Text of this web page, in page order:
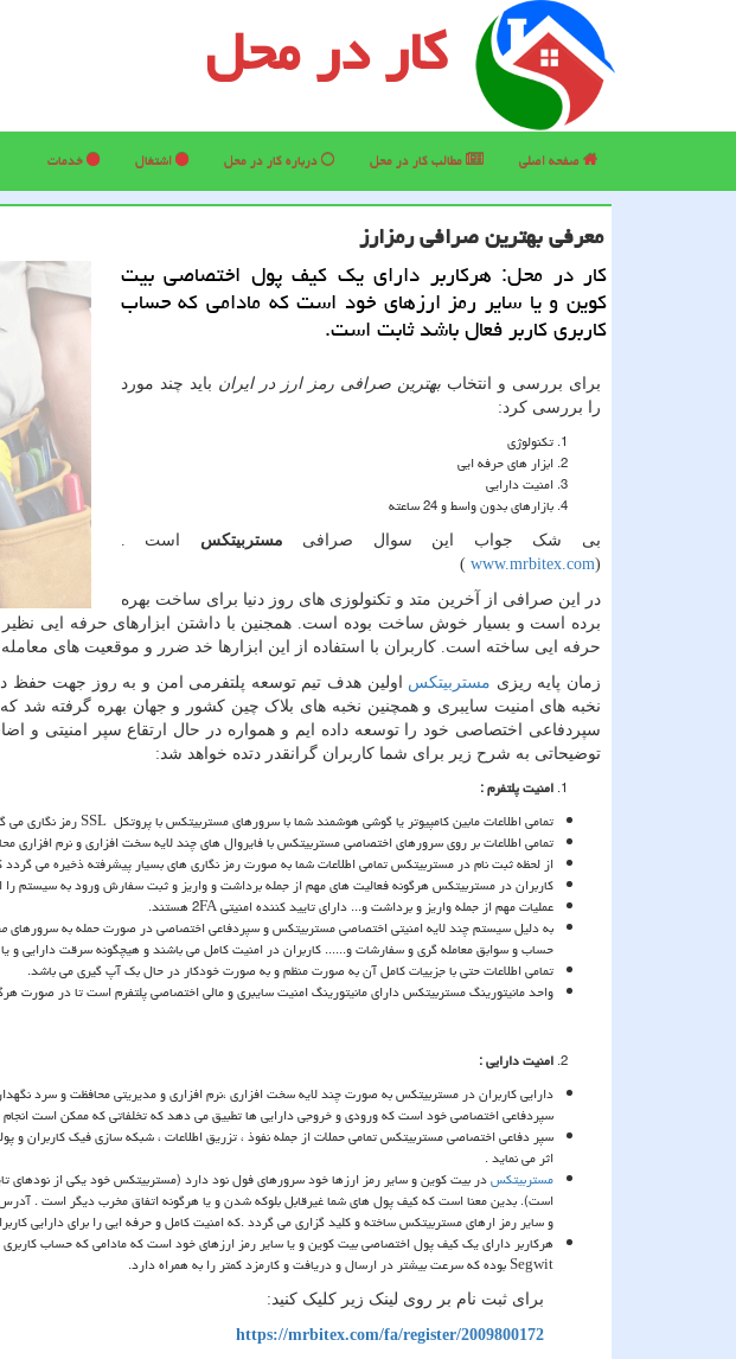
کار در محل
صفحه اصلی مطالب كار در محل درباره كار در محل اشتغال خدمات
معرفی بهترین صرافی رمزارز
كار در محل: هركاربر دارای یك كیف پول اختصاصی بیت
كوین و یا سایر رمز ارزهای خود است كه مادامی كه حساب
كاربری كاربر فعال باشد ثابت است.
برای بررسی و انتخاببهترین صرافی رمز ارز در ایران باید چند مورد
را بررسی کرد:
تکنولوژی
ابزار های حرفه ایی
امنیت دارایی
بازارهای بدون واسط و 24 ساعته
بی شک جواب این سوال صرافی مستربیتکس است .
(
www.mrbitex.com
)
در این صرافی از آخرین متد و تکنولوزی های روز دنیا برای ساخت بهره
برده است و بسیار خوش ساخت بوده است. همجنین با داشتن ابزارهای حرفه ایی
حرفه ایی ساخته است. کاربران با استفاده از این ابزارها خد ضرر و موقعیت های
زمان پایه ریزی مستربیتکس اولین هدف تیم توسعه پلتفرمی امن و به روز جهت حفظ
نخبه های امنیت سایبری و همچنین نخبه های بلاک چین کشور و جهان بهره گرفته شد
سپردفاعی اختصاصی خود را توسعه داده ایم و همواره در حال ارتقاع سپر امنیتی و
توضیحاتی به شرح زیر برای شما کاربران گرانقدر دتده خواهد شد:
امنیت پلتفرم :
تمامی اطلاعات مابین کامپیوتر یا گوشی هوشمند شما با سرورهای مستربیتکس با پروتکل SSLرمز نگاری می
تمامی اطلاعات بر روی سرورهای اختصاصی مستربیتکس با فایروال های چند لایه سخت افزاری و نرم
از لحظه ثبت نام در مستربیتکس تمامی اطلاعات شما به صورت رمز نگاری های بسیار پیشرفته ذخیره می
کاربران در مستربیتکس هرگونه فعالیت های مهم از جمله برداشت و واریز و ثبت سفارش ورود به سیستم را
عملیات مهم از جمله واریز و برداشت و... دارای تایید کننده امنیتی2FAهستند.
به دلیل سیستم چند لایه امنیتی اختصاصی مستربیتکس و سپردفاعی اختصاصی در صورت حمله به سرورهای
حساب و سوابق معامله گری و سفارشات و...... کاربران در امنیت کامل می باشند و هیچگونه سرقت دارایی و یا
تمامی اطلاعات حتی با جزییات کامل آن به صورت منظم و به صورت خودکار در حال بک آپ گیری می باشد.
واحد مانیتورینگ مستربیتکس دارای مانیتورینگ امنیت سایبری و مالی اختصاصی پلتفرم است تا در صورت
امنیت دارایی :
دارایی کاربران در مستربیتکس به صورت چند لایه سخت افزاری ،نرم افزاری و مدیریتی محافظت و سرد
سپردفاعی اختصاصی خود است که ورودی و خروجی دارایی ها تطبیق می دهد که تخلفاتی که ممکن است انجام
سپر دفاعی اختصاصی مستربیتکس تمامی حملات از جمله نفوذ ، تزریق اطلاعات ، شبکه سازی فیک کاربران و
اثر می نماید .
مستربیتکسدر بیت کوین و سایر رمز ارزها خود سرورهای فول نود دارد (مستربیتکس خود یکی از نودهای
است). بدین معنا است که کیف پول های شما غیرقابل بلوکه شدن و یا هرگونه اتفاق مخرب دیگر است .
و سایر رمز ارهای مستربیتکس ساخته و کلید گزاری می گردد .که امنیت کامل و حرفه ایی را برای دارایی
هرکاربر دارای یک کیف پول اختصاصی بیت کوین و یا سایر رمز ارزهای خود است که مادامی که حساب
Segwitبوده که سرعت بیشتر در ارسال و دریافت و کارمزد کمتر را به همراه دارد.
برای ثبت نام بر روی لینک زیر کلیک کنید:
https://mrbitex.com/fa/register/2009800172